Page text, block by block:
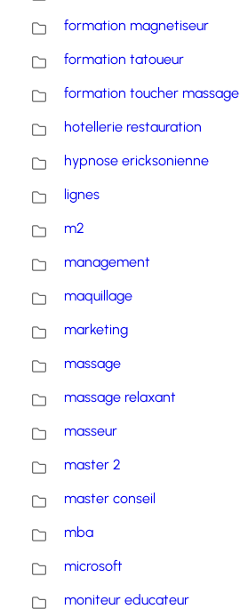
formation magnetiseur
formation tatoueur
formation toucher massage
hotellerie restauration
hypnose ericksonienne
lignes
m2
management
maquillage
marketing
massage
massage relaxant
masseur
master 2
master conseil
mba
microsoft
moniteur educateur